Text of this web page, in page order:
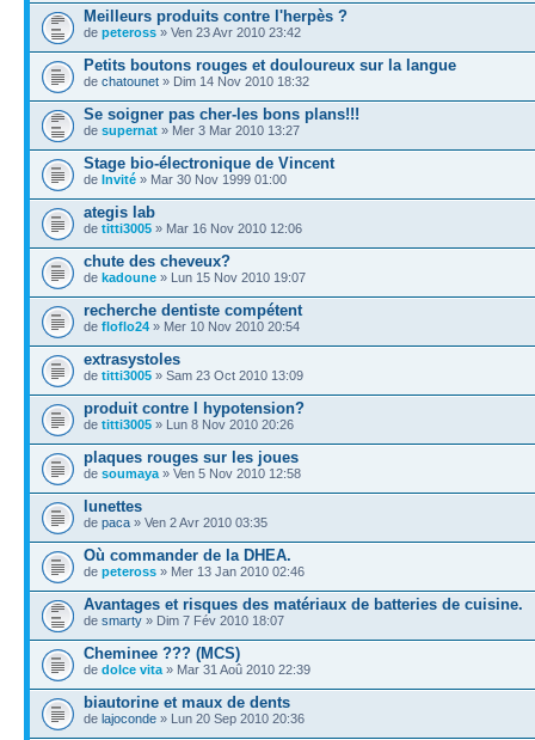
Meilleurs produits contre l'herpès ?
de peteross » Ven 23 Avr 2010 23:42
Petits boutons rouges et douloureux sur la langue
de chatounet » Dim 14 Nov 2010 18:32
Se soigner pas cher-les bons plans!!!
de supernat » Mer 3 Mar 2010 13:27
Stage bio-électronique de Vincent
de Invité » Mar 30 Nov 1999 01:00
ategis lab
de titti3005 » Mar 16 Nov 2010 12:06
chute des cheveux?
de kadoune » Lun 15 Nov 2010 19:07
recherche dentiste compétent
de floflo24 » Mer 10 Nov 2010 20:54
extrasystoles
de titti3005 » Sam 23 Oct 2010 13:09
produit contre l hypotension?
de titti3005 » Lun 8 Nov 2010 20:26
plaques rouges sur les joues
de soumaya » Ven 5 Nov 2010 12:58
lunettes
de paca » Ven 2 Avr 2010 03:35
Où commander de la DHEA.
de peteross » Mer 13 Jan 2010 02:46
Avantages et risques des matériaux de batteries de cuisine.
de smarty » Dim 7 Fév 2010 18:07
Cheminee ??? (MCS)
de dolce vita » Mar 31 Aoû 2010 22:39
biautorine et maux de dents
de lajoconde » Lun 20 Sep 2010 20:36